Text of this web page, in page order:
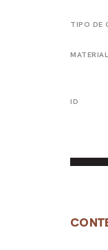
TIPO DE
MATERIAL
ID